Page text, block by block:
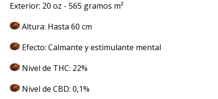
Exterior: 20 oz - 565 gramos m²
Altura: Hasta 60 cm
Efecto: Calmante y estimulante mental
Nivel de THC: 22%
Nivel de CBD: 0,1%